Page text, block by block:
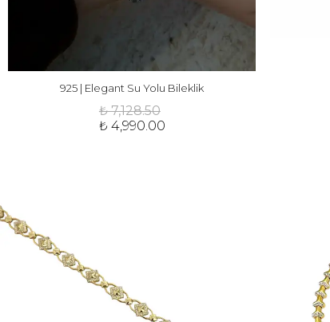
925 | Elegant Su Yolu Bileklik
₺ 7,128.50
₺ 4,990.00